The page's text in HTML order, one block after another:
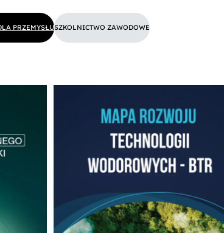
PRZEMYSŁUSZKOLNICTWO ZAWODOWE